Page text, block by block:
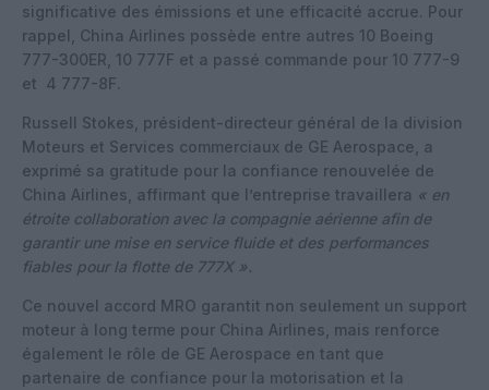
significative des émissions et une efficacité accrue. Pour
rappel, China Airlines possède entre autres 10 Boeing
777-300ER, 10 777F et a passé commande pour 10 777-9
et 4 777-8F.
Russell Stokes, président-directeur général de la division
Moteurs et Services commerciaux de GE Aerospace, a
exprimé sa gratitude pour la confiance renouvelée de
China Airlines, affirmant que l’entreprise travaillera « en
étroite collaboration avec la compagnie aérienne afin de
garantir une mise en service fluide et des performances
fiables pour la flotte de 777X ».
Ce nouvel accord MRO garantit non seulement un support
moteur à long terme pour China Airlines, mais renforce
également le rôle de GE Aerospace en tant que
partenaire de confiance pour la motorisation et la